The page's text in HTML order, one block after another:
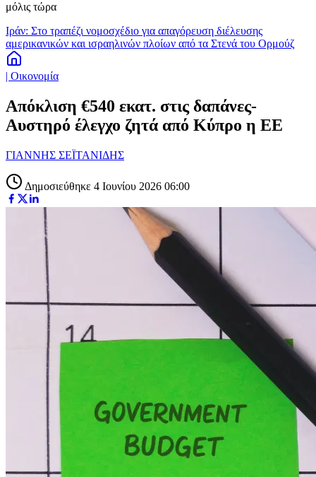
μόλις τώρα
Ιράν: Στο τραπέζι νομοσχέδιο για απαγόρευση διέλευσης
αμερικανικών και ισραηλινών πλοίων από τα Στενά του Ορμούζ
| Οικονομία
Απόκλιση €540 εκατ. στις δαπάνες-
Aυστηρό έλεγχο ζητά από Κύπρο η ΕΕ
ΓΙΑΝΝΗΣ ΣΕΪΤΑΝΙΔΗΣ
Δημοσιεύθηκε 4 Ιουνίου 2026 06:00